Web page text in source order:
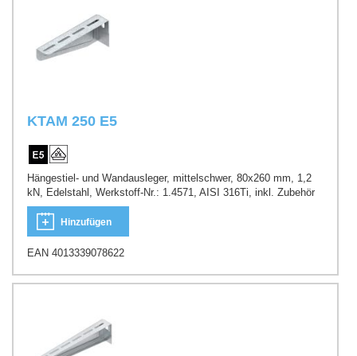
KTAM 250 E5
Hängestiel- und Wandausleger, mittelschwer, 80x260 mm, 1,2
kN, Edelstahl, Werkstoff-Nr.: 1.4571, AISI 316Ti, inkl. Zubehör
Hinzufügen
EAN 4013339078622